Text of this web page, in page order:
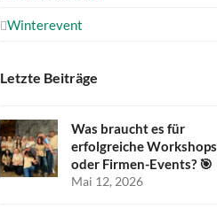
Winterevent
Letzte Beiträge
Was braucht es für
erfolgreiche Workshops
oder Firmen-Events? 🎯
Mai 12, 2026